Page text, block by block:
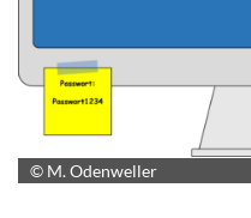
© M. Odenweller